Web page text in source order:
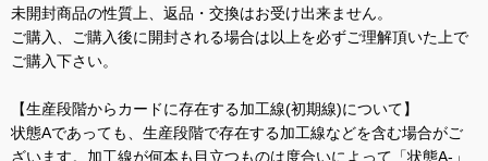
未開封商品の性質上、返品・交換はお受け出来ません。
ご購入、ご購入後に開封される場合は以上を必ずご理解頂いた上で
ご購入下さい。
【生産段階からカードに存在する加工線(初期線)について】
状態Aであっても、生産段階で存在する加工線などを含む場合がご
ざいます。加工線が何本も目立つものは度合いによって「状態A-」